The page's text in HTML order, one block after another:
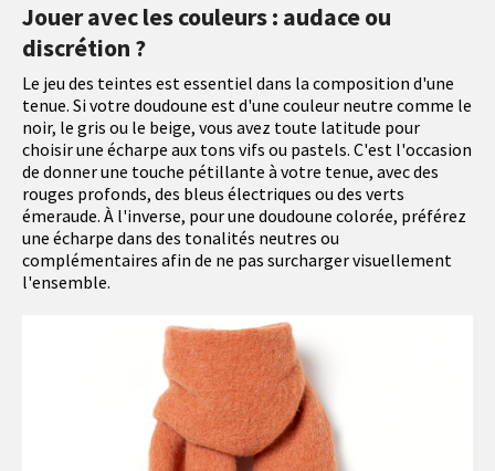
Jouer avec les couleurs : audace ou
discrétion ?
Le jeu des teintes est essentiel dans la composition d'une
tenue. Si votre doudoune est d'une couleur neutre comme le
noir, le gris ou le beige, vous avez toute latitude pour
choisir une écharpe aux tons vifs ou pastels. C'est l'occasion
de donner une touche pétillante à votre tenue, avec des
rouges profonds, des bleus électriques ou des verts
émeraude. À l'inverse, pour une doudoune colorée, préférez
une écharpe dans des tonalités neutres ou
complémentaires afin de ne pas surcharger visuellement
l'ensemble.